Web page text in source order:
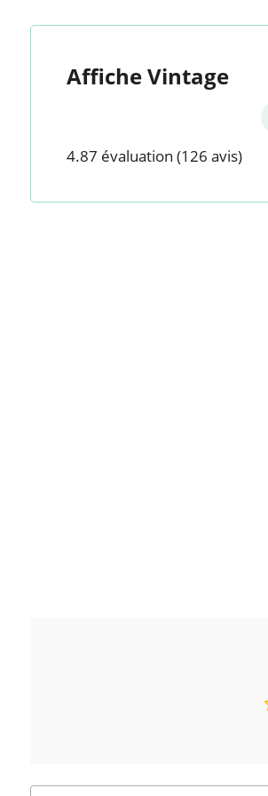
Affiche Vintage
4.87 évaluation (126 avis)